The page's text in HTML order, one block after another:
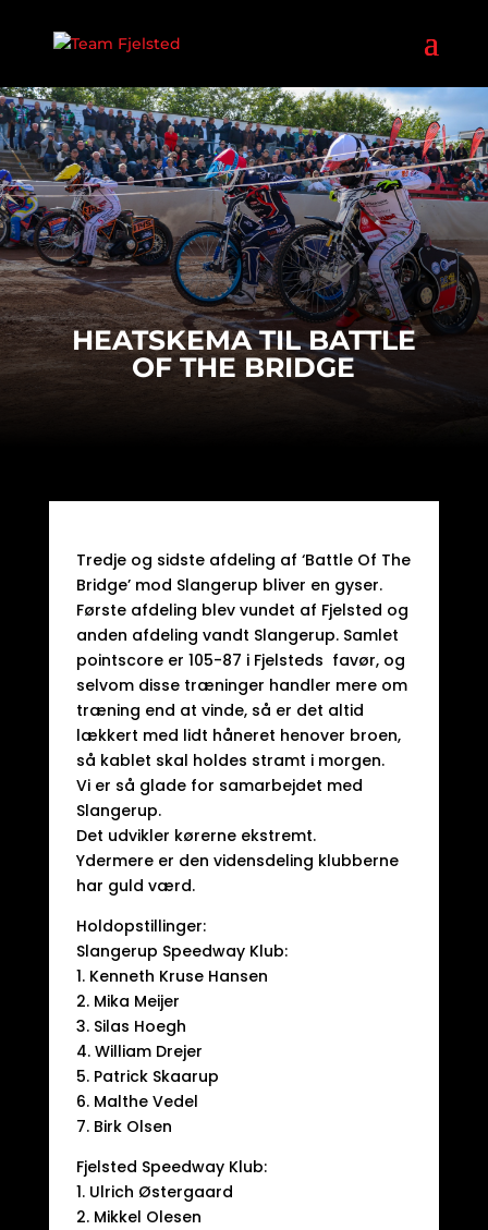
HEATSKEMA TIL BATTLE
OF THE BRIDGE
Tredje og sidste afdeling af ‘Battle Of The
Bridge’ mod Slangerup bliver en gyser.
Første afdeling blev vundet af Fjelsted og
anden afdeling vandt Slangerup. Samlet
pointscore er 105-87 i Fjelsteds favør, og
selvom disse træninger handler mere om
træning end at vinde, så er det altid
lækkert med lidt håneret henover broen,
så kablet skal holdes stramt i morgen.
Vi er så glade for samarbejdet med
Slangerup.
Det udvikler kørerne ekstremt.
Ydermere er den vidensdeling klubberne
har guld værd.
Holdopstillinger:
Slangerup Speedway Klub:
1. Kenneth Kruse Hansen
2. Mika Meijer
3. Silas Hoegh
4. William Drejer
5. Patrick Skaarup
6. Malthe Vedel
7. Birk Olsen
Fjelsted Speedway Klub:
1. Ulrich Østergaard
2. Mikkel Olesen